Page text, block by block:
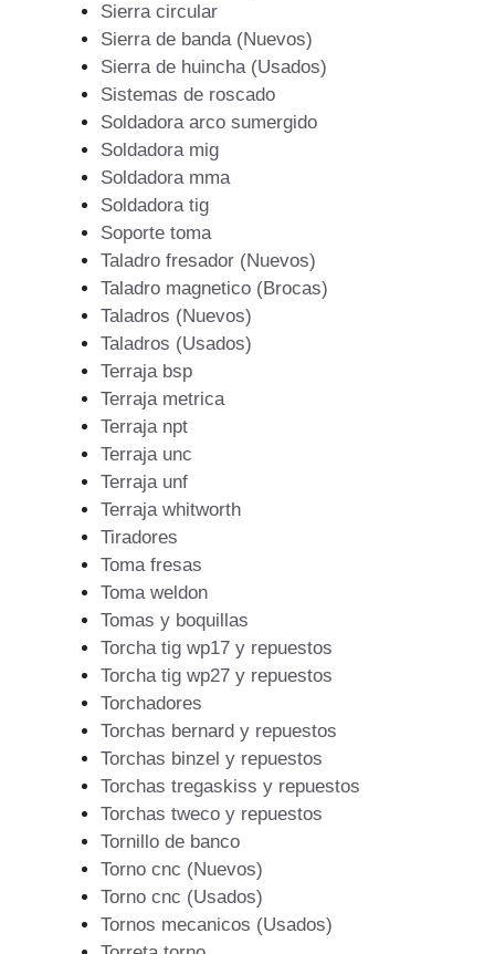
Sierra circular
Sierra de banda (Nuevos)
Sierra de huincha (Usados)
Sistemas de roscado
Soldadora arco sumergido
Soldadora mig
Soldadora mma
Soldadora tig
Soporte toma
Taladro fresador (Nuevos)
Taladro magnetico (Brocas)
Taladros (Nuevos)
Taladros (Usados)
Terraja bsp
Terraja metrica
Terraja npt
Terraja unc
Terraja unf
Terraja whitworth
Tiradores
Toma fresas
Toma weldon
Tomas y boquillas
Torcha tig wp17 y repuestos
Torcha tig wp27 y repuestos
Torchadores
Torchas bernard y repuestos
Torchas binzel y repuestos
Torchas tregaskiss y repuestos
Torchas tweco y repuestos
Tornillo de banco
Torno cnc (Nuevos)
Torno cnc (Usados)
Tornos mecanicos (Usados)